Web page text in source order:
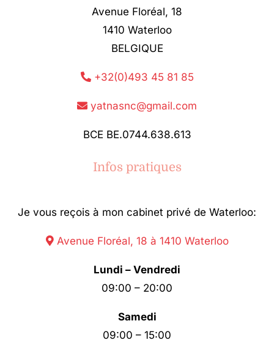
Avenue Floréal, 18
1410 Waterloo
BELGIQUE
+32(0)493 45 81 85
yatnasnc@gmail.com
BCE BE.0744.638.613
Infos pratiques
Je vous reçois à mon cabinet privé de Waterloo:
Avenue Floréal, 18 à 1410 Waterloo
Lundi – Vendredi
09:00 – 20:00
Samedi
09:00 – 15:00